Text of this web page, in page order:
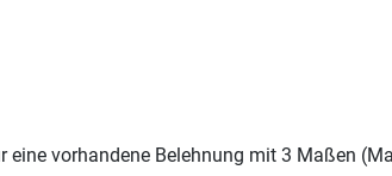
vorhandene Belehnung mit 3 Maßen